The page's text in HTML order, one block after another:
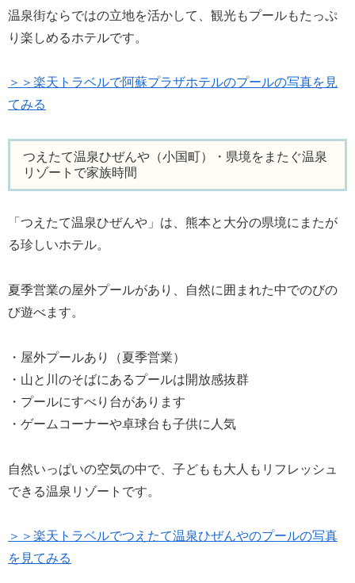
温泉街ならではの立地を活かして、観光もプールもたっぷ
り楽しめるホテルです。
＞＞楽天トラベルで阿蘇プラザホテルのプールの写真を見
てみる
つえたて温泉ひぜんや（小国町）・県境をまたぐ温泉
リゾートで家族時間
「つえたて温泉ひぜんや」は、熊本と大分の県境にまたが
る珍しいホテル。
夏季営業の屋外プールがあり、自然に囲まれた中でのびの
び遊べます。
・屋外プールあり（夏季営業）
・山と川のそばにあるプールは開放感抜群
・プールにすべり台があります
・ゲームコーナーや卓球台も子供に人気
自然いっぱいの空気の中で、子どもも大人もリフレッシュ
できる温泉リゾートです。
＞＞楽天トラベルでつえたて温泉ひぜんやのプールの写真
を見てみる